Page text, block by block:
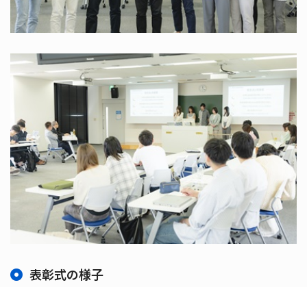
表彰式の様子